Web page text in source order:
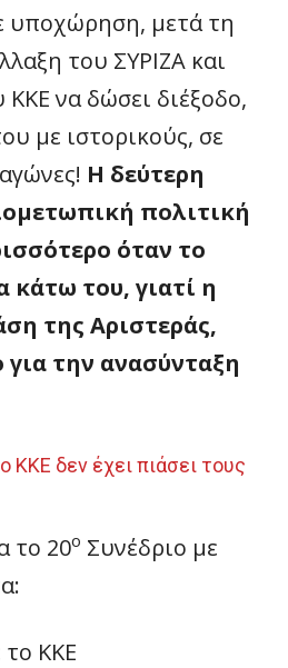
υποχώρηση, μετά τη
του ΣΥΡΙΖΑ και
να δώσει διέξοδο,
με ιστορικούς, σε
Η δεύτερη
πολιτική
όταν το
κάτω του, γιατί η
της Αριστεράς,
για την ανασύνταξη
ΚΚΕ δεν έχει πιάσει τους
το 20ο Συνέδριο με
το ΚΚΕ